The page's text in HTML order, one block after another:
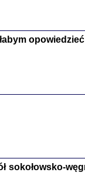
CZYTAJĄC
sokołowsko-